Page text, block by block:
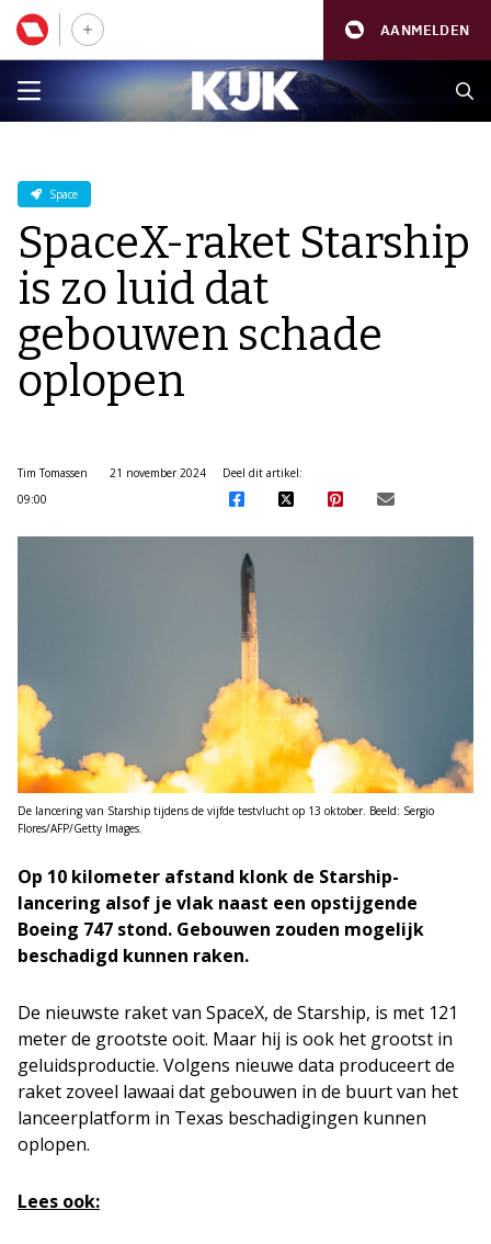
AANMELDEN
Space
SpaceX-raket Starship
is zo luid dat
gebouwen schade
oplopen
Tim Tomassen
21 november 2024
09:00
Deel dit artikel:
De lancering van Starship tijdens de vijfde testvlucht op 13 oktober. Beeld: Sergio
Flores/AFP/Getty Images.
Op 10 kilometer afstand klonk de Starship-
lancering alsof je vlak naast een opstijgende
Boeing 747 stond. Gebouwen zouden mogelijk
beschadigd kunnen raken.
De nieuwste raket van SpaceX, de Starship, is met 121
meter de grootste ooit. Maar hij is ook het grootst in
geluidsproductie. Volgens nieuwe data produceert de
raket zoveel lawaai dat gebouwen in de buurt van het
lanceerplatform in Texas beschadigingen kunnen
oplopen.
Lees ook: